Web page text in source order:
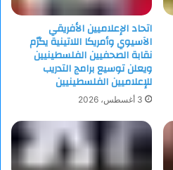
اتحاد الإعلاميين الأفريقي
الآسيوي وأمريكا اللاتينية يكرّم
نقابة الصحفيين الفلسطينيين
ويعلن توسيع برامج التدريب
للإعلاميين الفلسطينيين
3 أغسطس، 2026